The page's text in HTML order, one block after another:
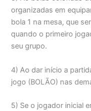
organizadas em
bola 1 na mesa, que
quando o primeiro
seu grupo.
4) Ao dar início a
jogo (BOLÃO) nas
5) Se o jogador inicial